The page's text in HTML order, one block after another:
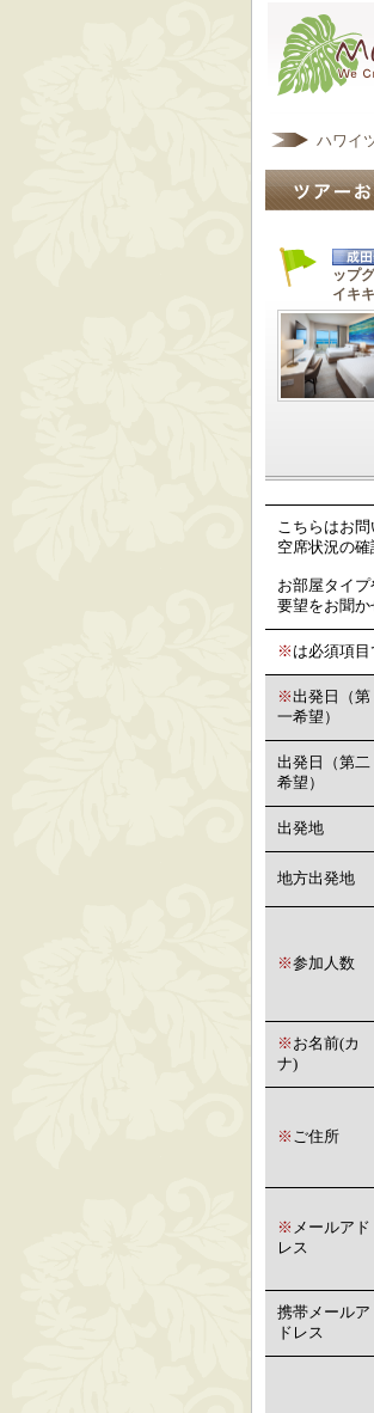
ハワイ
ップ
イキ
こちらはお問
空席状況の
お部屋タイ
要望をお聞か
※ は必須項目
※出発日（第
一希望）
出発日（第二
希望）
出発地
地方出発地
※参加人数
※ お名前(カ
ナ)
※ ご住所
※ メールアド
レス
携帯メールア
ドレス